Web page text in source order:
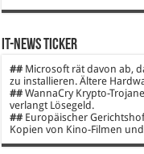
IT-News Ticker
## Microsoft rät davon ab,
zu installieren. Ältere
## WannaCry Krypto-
verlangt Lösegeld.
## Europäischer
Kopien von Kino-Filmen